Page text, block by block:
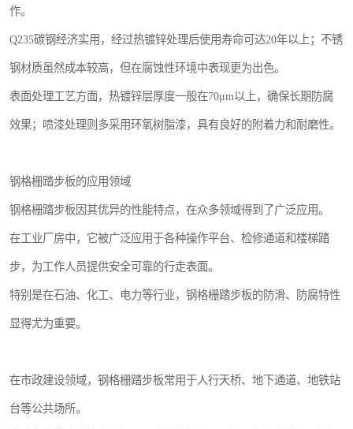
作。
Q235碳钢经济实用，经过热镀锌处理后使用寿命可达20年以上；不锈
钢材质虽然成本较高，但在腐蚀性环境中表现更为出色。
表面处理工艺方面，热镀锌层厚度一般在70μm以上，确保长期防腐
效果；喷漆处理则多采用环氧树脂漆，具有良好的附着力和耐磨性。
钢格栅踏步板的应用领域
钢格栅踏步板因其优异的性能特点，在众多领域得到了广泛应用。
在工业厂房中，它被广泛应用于各种操作平台、检修通道和楼梯踏
步，为工作人员提供安全可靠的行走表面。
特别是在石油、化工、电力等行业，钢格栅踏步板的防滑、防腐特性
显得尤为重要。
在市政建设领域，钢格栅踏步板常用于人行天桥、地下通道、地铁站
台等公共场所。